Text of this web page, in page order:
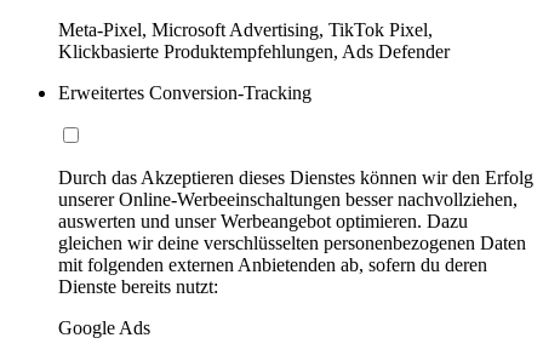
Meta-Pixel, Microsoft Advertising, TikTok Pixel,
Klickbasierte Produktempfehlungen, Ads Defender
Erweitertes Conversion-Tracking
Durch das Akzeptieren dieses Dienstes können wir den Erfolg
unserer Online-Werbeeinschaltungen besser nachvollziehen,
auswerten und unser Werbeangebot optimieren. Dazu
gleichen wir deine verschlüsselten personenbezogenen Daten
mit folgenden externen Anbietenden ab, sofern du deren
Dienste bereits nutzt:
Google Ads